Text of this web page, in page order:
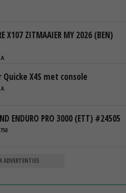
X107 ZITMAAIER MY 2026 (BEN)
X4S met console
ENDURO PRO 3000 (ETT) #24505
ADVERTENTIES